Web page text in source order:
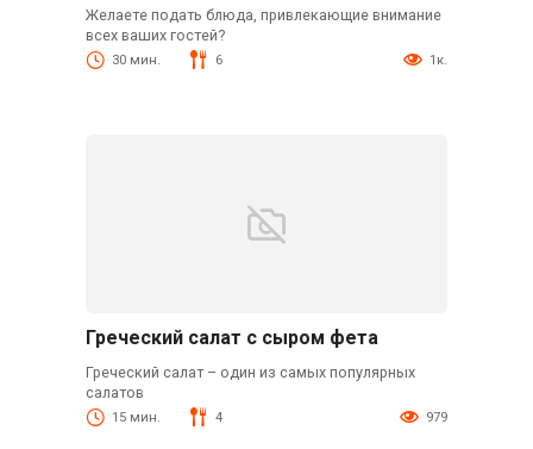
Желаете подать блюда, привлекающие внимание
всех ваших гостей?
30 мин. 6 1к.
Греческий салат с сыром фета
Греческий салат – один из самых популярных
салатов
15 мин. 4 979